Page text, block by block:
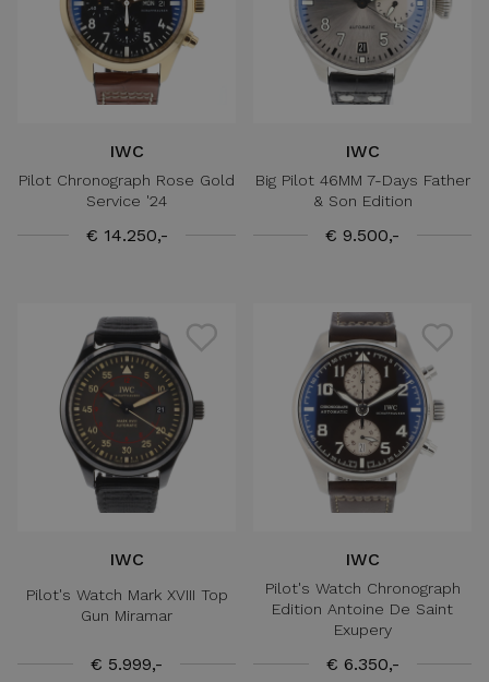
IWC
Pilot Chronograph Rose Gold
Service '24
€ 14.250,-
IWC
Big Pilot 46MM 7-Days Father
& Son Edition
€ 9.500,-
IWC
Pilot's Watch Mark XVIII Top
Gun Miramar
€ 5.999,-
IWC
Pilot's Watch Chronograph
Edition Antoine De Saint
Exupery
€ 6.350,-